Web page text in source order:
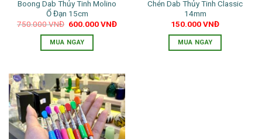
được
chọn
trên
trang
sản
Boong Dab Thủy Tinh Molino
Ổ Đạn 15cm
750.000VNĐ Giá
là:
750.000 VNĐ.
600.000VNĐGiá
MUA NGAY
Chén Dab Thủy Tinh Classic
14mm
150.000VNĐ
MUA NGAY